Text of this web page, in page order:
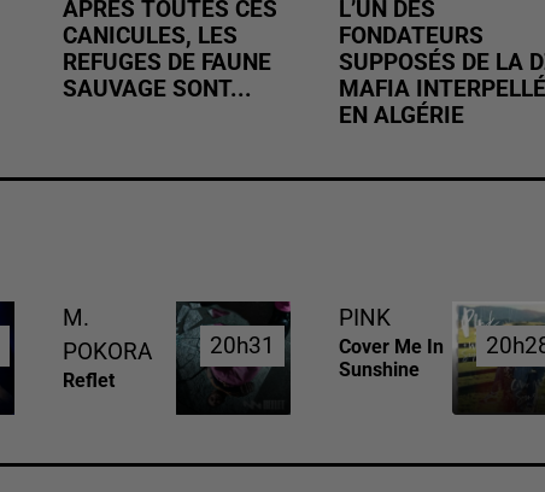
APRÈS TOUTES CES
CANICULES, LES
REFUGES DE FAUNE
SAUVAGE SONT...
L’UN DES
FONDATEURS
SUPPOSÉS DE LA
MAFIA INTERPELLÉ
EN ALGÉRIE
M.
POKORA
Reflet
20h31
20h31
PINK
Cover Me In
Sunshine